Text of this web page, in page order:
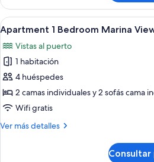
Adults)
1
Bedroom
Marina
View
(2
Adults)
Abrir
todas
las
fotos
de
Apartment
1
Marina
Un
9
Apartment 1 Bedroom Marina
Vistas al puerto
1 habitación
4 huéspedes
2 camas individuales y 2 sofás cama
Wifi gratis
Ver más detalles
Más